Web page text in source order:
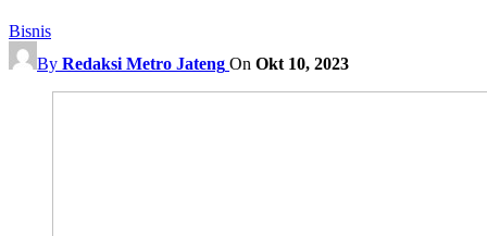
Bisnis
By Redaksi Metro Jateng On Okt 10, 2023